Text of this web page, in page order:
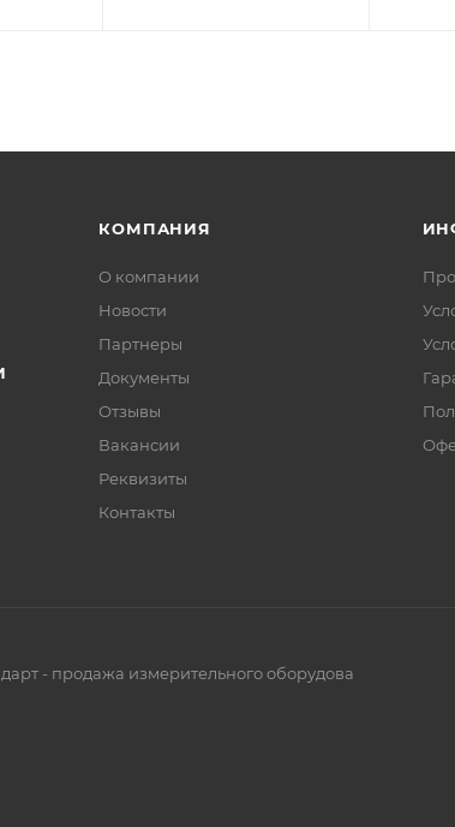
КОМПАНИЯ
О компании
Новости
Партнеры
Документы
Отзывы
Вакансии
Реквизиты
Контакты
- продажа измерительного оборудова